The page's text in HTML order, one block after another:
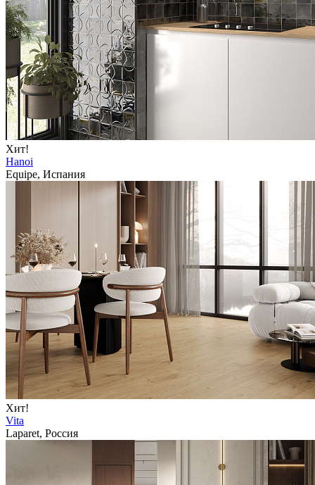
Хит!
Hanoi
Equipe, Испания
Хит!
Vita
Laparet, Россия